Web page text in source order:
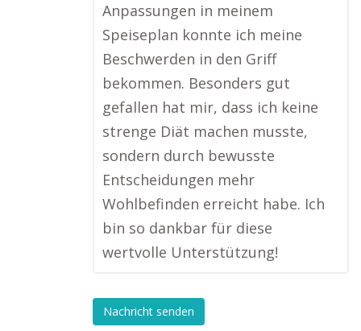
Anpassungen in meinem
Speiseplan konnte ich meine
Beschwerden in den Griff
bekommen. Besonders gut
gefallen hat mir, dass ich keine
strenge Diät machen musste,
sondern durch bewusste
Entscheidungen mehr
Wohlbefinden erreicht habe. Ich
bin so dankbar für diese
wertvolle Unterstützung!
Nachricht senden